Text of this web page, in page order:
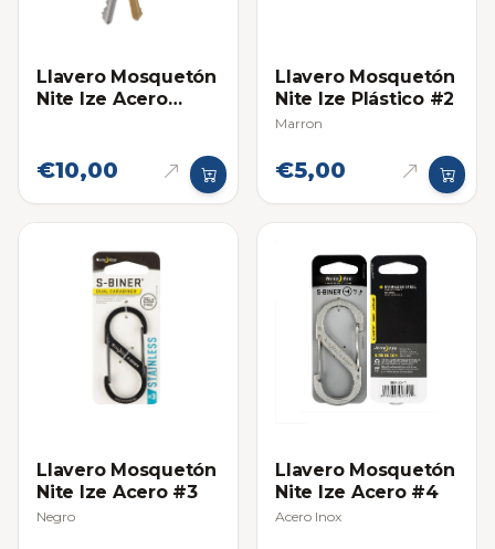
Llavero Mosquetón
Nite Ize Acero
€10,00
Llavero Mosquetón
Nite Ize Plástico #2
Marron
€5,00
Llavero Mosquetón
Nite Ize Acero #3
Negro
Llavero Mosquetón
Nite Ize Acero #4
Acero Inox